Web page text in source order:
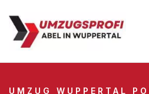
UMZUG WUPPERTAL